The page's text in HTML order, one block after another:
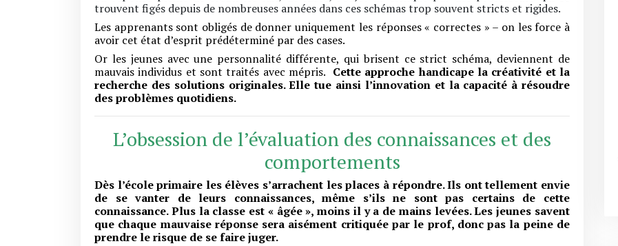
trouvent figés depuis de nombreuses années dans ces schémas trop souvent stricts et rigides.
Les apprenants sont obligés de donner uniquement les réponses « correctes » – on les force à
avoir cet état d’esprit prédéterminé par des cases.
Or les jeunes avec une personnalité différente, qui brisent ce strict schéma, deviennent de
mauvais individus et sont traités avec mépris. Cette approche handicape la créativité et la
recherche des solutions originales. Elle tue ainsi l’innovation et la capacité à résoudre
des problèmes quotidiens.
L’obsession de l’évaluation des connaissances et des
comportements
Dès l’école primaire les élèves s’arrachent les places à répondre. Ils ont tellement envie
de se vanter de leurs connaissances, même s’ils ne sont pas certains de cette
connaissance. Plus la classe est « âgée », moins il y a de mains levées. Les jeunes savent
que chaque mauvaise réponse sera aisément critiquée par le prof, donc pas la peine de
prendre le risque de se faire juger.